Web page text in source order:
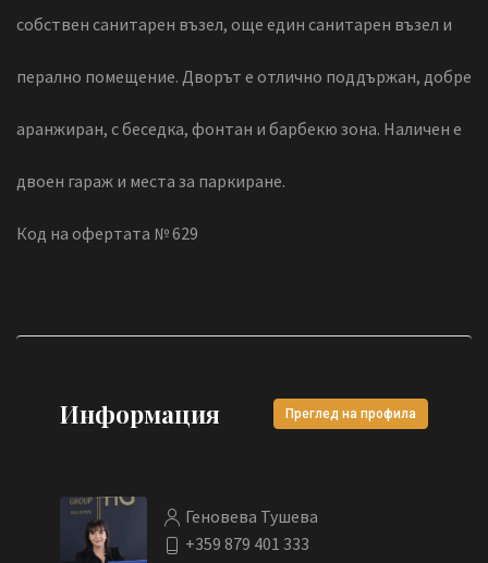
собствен санитарен възел, още един санитарен възел и
перално помещение. Дворът е отлично поддържан, добре
аранжиран, с беседка, фонтан и барбекю зона. Наличен е
двоен гараж и места за паркиране.
Код на офертата № 629
Информация Преглед на профила
Геновева Тушева
+359 879 401 333